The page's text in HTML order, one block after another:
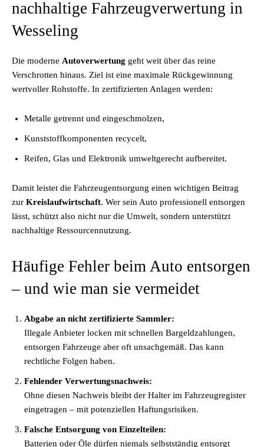
nachhaltige Fahrzeugverwertung in
Wesseling
Die moderne Autoverwertung geht weit über das reine
Verschrotten hinaus. Ziel ist eine maximale Rückgewinnung
wertvoller Rohstoffe. In zertifizierten Anlagen werden:
Metalle getrennt und eingeschmolzen,
Kunststoffkomponenten recycelt,
Reifen, Glas und Elektronik umweltgerecht aufbereitet.
Damit leistet die Fahrzeugentsorgung einen wichtigen Beitrag
zur Kreislaufwirtschaft. Wer sein Auto professionell entsorgen
lässt, schützt also nicht nur die Umwelt, sondern unterstützt
nachhaltige Ressourcennutzung.
Häufige Fehler beim Auto entsorgen
– und wie man sie vermeidet
Abgabe an nicht zertifizierte Sammler:
Illegale Anbieter locken mit schnellen Bargeldzahlungen,
entsorgen Fahrzeuge aber oft unsachgemäß. Das kann
rechtliche Folgen haben.
Fehlender Verwertungsnachweis:
Ohne diesen Nachweis bleibt der Halter im Fahrzeugregister
eingetragen – mit potenziellen Haftungsrisiken.
Falsche Entsorgung von Einzelteilen:
Batterien oder Öle dürfen niemals selbstständig entsorgt